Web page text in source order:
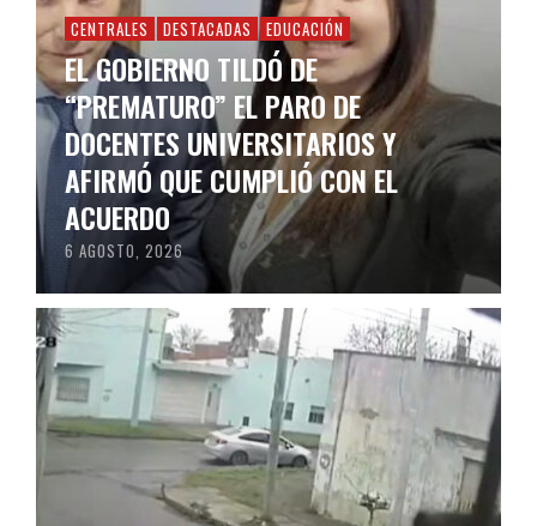
CENTRALES DESTACADAS EDUCACIÓN
EL GOBIERNO TILDÓ DE
“PREMATURO” EL PARO DE
DOCENTES UNIVERSITARIOS Y
AFIRMÓ QUE CUMPLIÓ CON EL
ACUERDO
6 AGOSTO, 2026